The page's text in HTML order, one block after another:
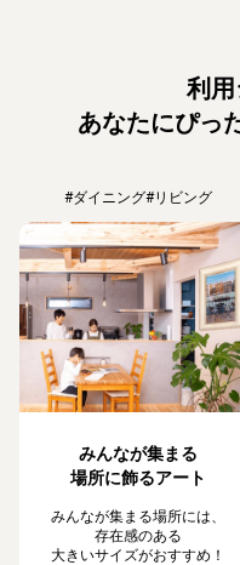
利
あなたにぴっ
#ダイニング#リビング
みんなが集まる
場所に飾るアート
みんなが集まる場所には、
存在感のある
大きいサイズがおすすめ！